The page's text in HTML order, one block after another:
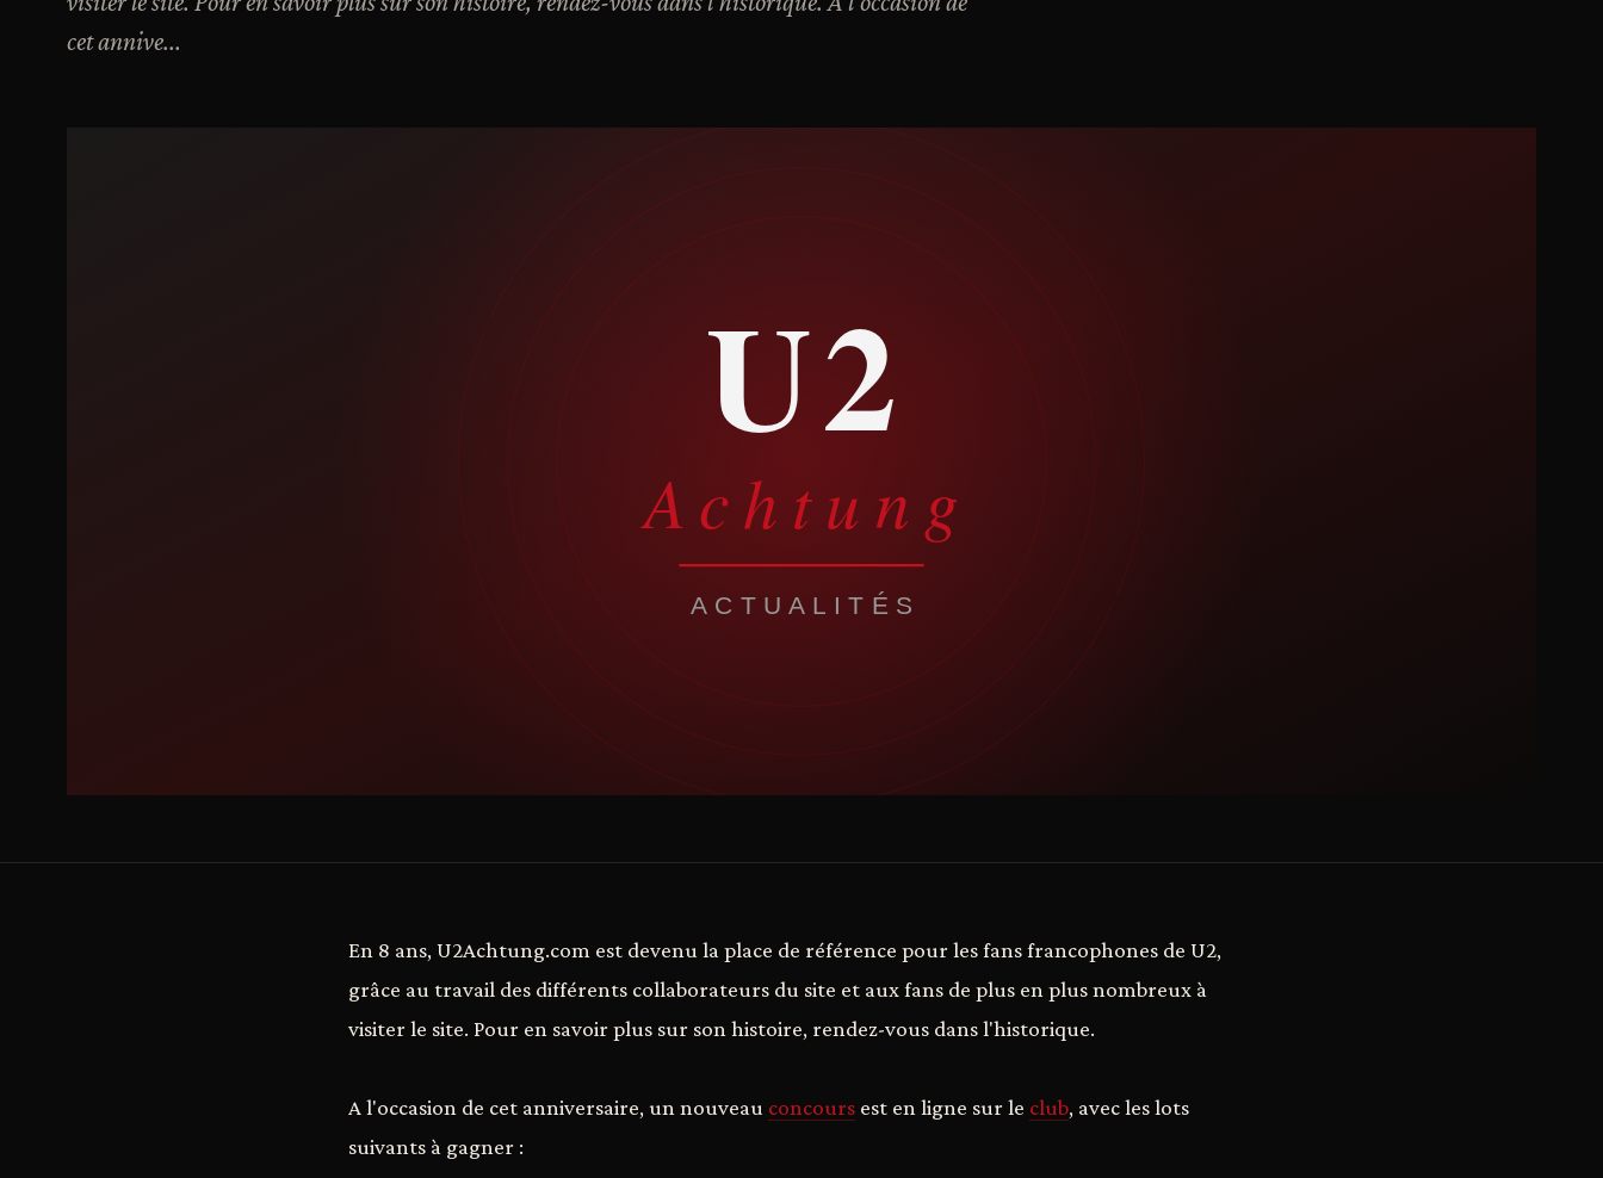
cet annive...
En 8 ans, U2Achtung.com est devenu la place de référence pour les fans francophones de U2,
grâce au travail des différents collaborateurs du site et aux fans de plus en plus nombreux à
visiter le site. Pour en savoir plus sur son histoire, rendez-vous dans l'historique.
A l'occasion de cet anniversaire, un nouveau concours est en ligne sur le club, avec les lots
suivants à gagner :